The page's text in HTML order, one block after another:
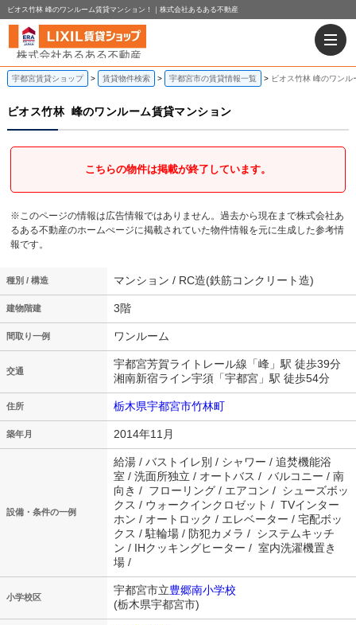
ビオス竹林 峰のワンルーム賃貸マンション！｜株式会社あるある不動産
宇都宮賃貸ショップ 賃貸物件検索 宇都宮市の賃貸情報一覧 ビオス竹林 峰のワン
ビオス竹林 峰のワンルーム賃貸マンション
こちらの物件は掲載が終了しています。
※このページの情報は広告情報ではありません。過去から現在まで株式会社あ
るある不動産のホームぺージに掲載されていた物件情報を元に生成した参考情
報です。
種別 / 構造 マンション / RC造(鉄筋コンクリート造)
建物階建 3階
間取り一例 ワンルーム
交通
宇都宮芳賀ライトレール線「峰」駅 徒歩39分
湘南新宿ライン宇須「宇都宮」駅 徒歩54分
住所 栃木県宇都宮市竹林町
築年月 2014年11月
設備・条件の一例
給湯 / バストイレ別 / シャワー / 追焚機能浴
室 / 洗面所独立 / オートバス / バルコニー / 南
向き / フローリング / エアコン / シューズボッ
クス / ウォークインクロゼット / TVインター
ホン / オートロック / エレベーター / 宅配ボッ
クス / 駐輪場 / 防犯カメラ / システムキッチ
ン / IHクッキングヒーター / 室内洗濯機置き
場 /
小学校区
宇都宮市立豊郷南小学校
(栃木県宇都宮市)